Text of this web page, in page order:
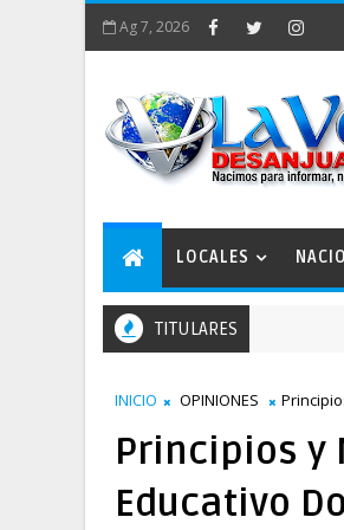
Ag 7, 2026
LOCALES
TITULARES
INICIO OPINIONES
Principios y
Educativo